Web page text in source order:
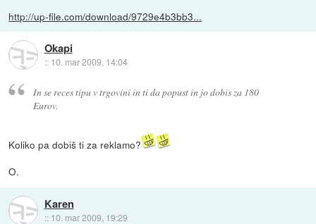
http://up-file.com/download/9729e4b3bb3...
Okapi
:: 10. mar 2009, 14:04
In se reces tipu v trgovini in ti da popust in jo dobis za 180
Eurov.
Koliko pa dobiš ti za reklamo?
O.
Karen
:: 10. mar 2009, 19:29